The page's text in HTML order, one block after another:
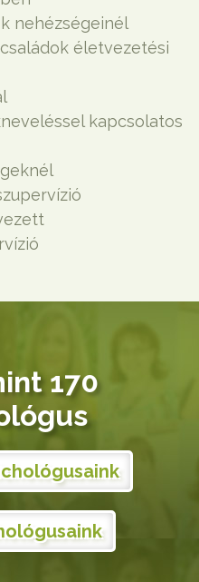
nehézségeinél
életvezetési
kapcsolatos
170